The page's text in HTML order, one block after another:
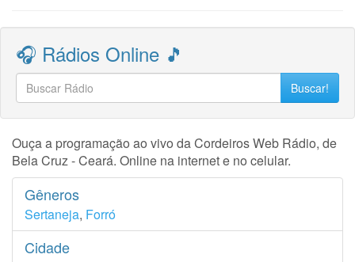
🎧 Rádios Online 🎵
Buscar!
Ouça a programação ao vivo da Cordeiros Web Rádio, de
Bela Cruz - Ceará. Online na internet e no celular.
Gêneros
Sertaneja, Forró
Cidade